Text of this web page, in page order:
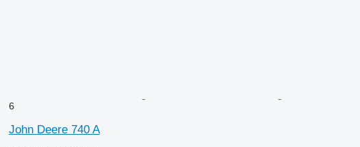
6
John Deere 740 A